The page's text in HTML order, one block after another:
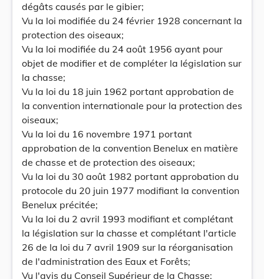
dégâts causés par le gibier;
Vu la loi modifiée du 24 février 1928 concernant la
protection des oiseaux;
Vu la loi modifiée du 24 août 1956 ayant pour
objet de modifier et de compléter la législation sur
la chasse;
Vu la loi du 18 juin 1962 portant approbation de
la convention internationale pour la protection des
oiseaux;
Vu la loi du 16 novembre 1971 portant
approbation de la convention Benelux en matière
de chasse et de protection des oiseaux;
Vu la loi du 30 août 1982 portant approbation du
protocole du 20 juin 1977 modifiant la convention
Benelux précitée;
Vu la loi du 2 avril 1993 modifiant et complétant
la législation sur la chasse et complétant l'article
26 de la loi du 7 avril 1909 sur la réorganisation
de l'administration des Eaux et Forêts;
Vu l'avis du Conseil Supérieur de la Chasse;